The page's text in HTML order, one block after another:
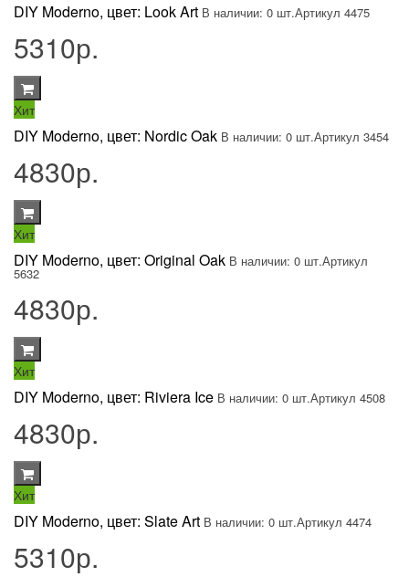
DIY Moderno, цвет: Look Art В наличии: 0 шт.Артикул 4475
5310р.
Хит
DIY Moderno, цвет: Nordic Oak В наличии: 0 шт.Артикул 3454
4830р.
Хит
DIY Moderno, цвет: Original Oak В наличии: 0 шт.Артикул
5632
4830р.
Хит
DIY Moderno, цвет: Riviera Ice В наличии: 0 шт.Артикул 4508
4830р.
Хит
DIY Moderno, цвет: Slate Art В наличии: 0 шт.Артикул 4474
5310р.